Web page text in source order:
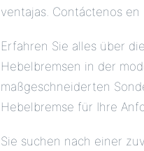
ventajas. Contáctenos en
Erfahren Sie alles über
Hebelbremsen in der
maßgeschneiderten
Hebelbremse für Ihre
Sie suchen nach einer